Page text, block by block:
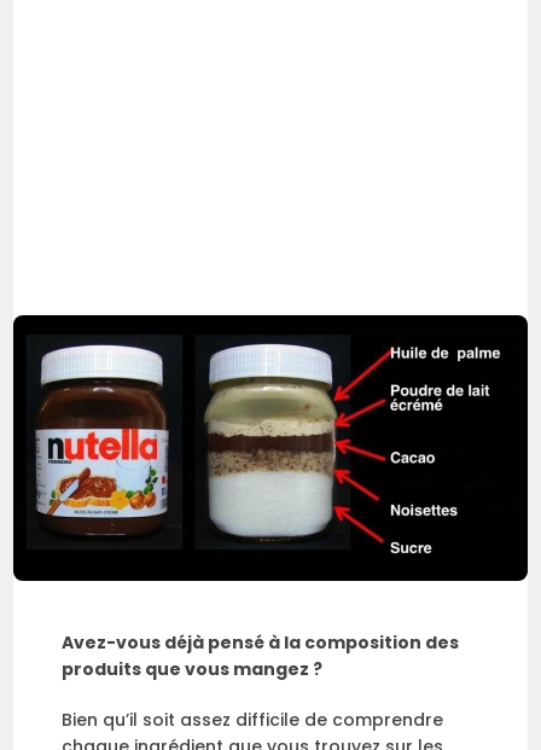
Avez-vous déjà pensé à la composition des
produits que vous mangez ?
Bien qu’il soit assez difficile de comprendre